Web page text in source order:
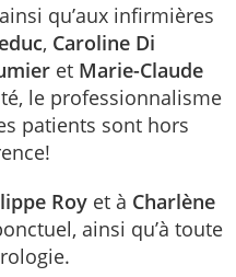
qu’aux infirmières
, Caroline Di
et Marie-Claude
le professionnalisme
patients sont hors
Roy et à Charlène
ainsi qu’à toute